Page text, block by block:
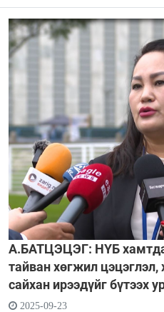
А.БАТЦЭЦЭГ: НҮБ
тайван хөгжил цэцэглэл,
сайхан ирээдүйг бүтээх
2025-09-23